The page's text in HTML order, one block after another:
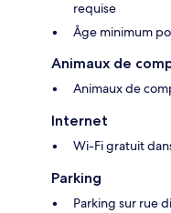
requise
Âge minimum
Animaux de
Animaux de
Internet
Wi-Fi gratuit
Parking
Parking sur rue